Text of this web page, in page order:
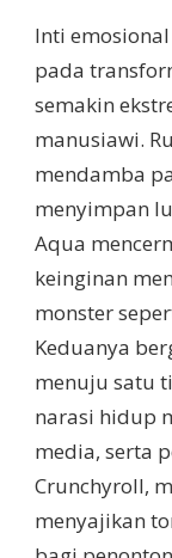
Inti
pada
semakin
manusiawi.
mendamba
menyimpan
Aqua
keinginan
monster
Keduanya
menuju satu
narasi hidup
media, serta
Crunchyroll,
menyajikan